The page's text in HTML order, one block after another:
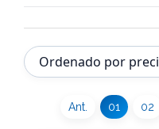
Ant. 01 02